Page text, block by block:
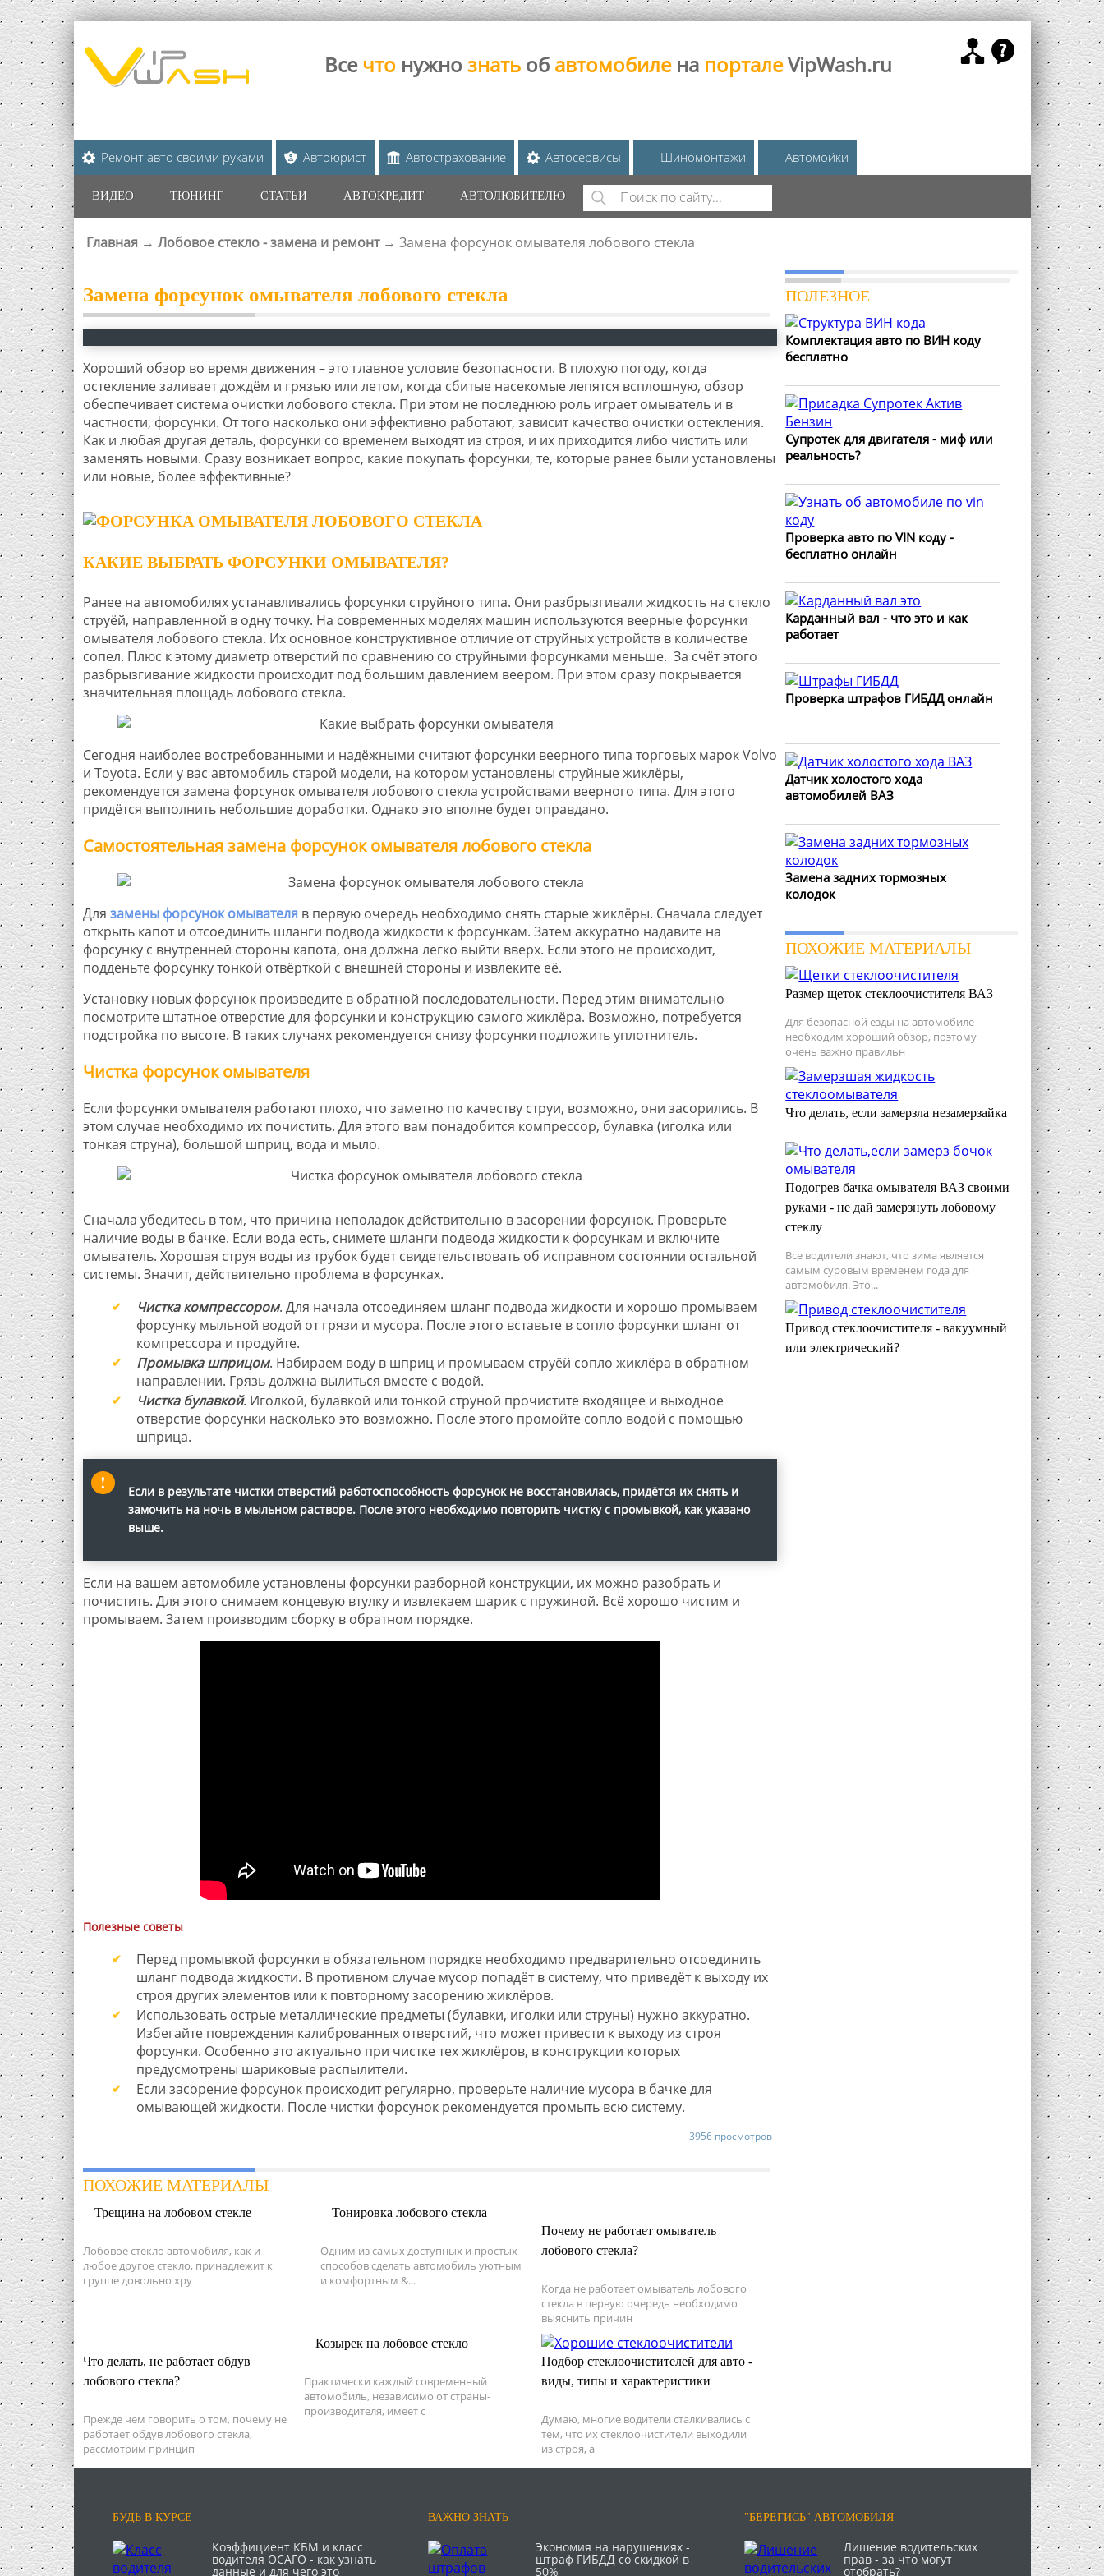
Все что нужно знать об автомобиле на порталеVipWash.ru
Ремонт авто своими руками Автоюрист Автострахование Автосервисы Шиномонтажи Автомойки
ВИДЕО ТЮНИНГ СТАТЬИ АВТОКРЕДИТ АВТОЛЮБИТЕЛЮ
ФОРМА ПОИСКА
Поиск
ВЫ ЗДЕСЬ
Главная → Лобовое стекло - замена и ремонт → Замена форсунок омывателя лобового стекла
Замена форсунок омывателя лобового стекла
Хороший обзор во время движения – это главное условие безопасности. В плохую погоду, когда
остекление заливает дождём и грязью или летом, когда сбитые насекомые лепятся всплошную, обзор
обеспечивает система очистки лобового стекла. При этом не последнюю роль играет омыватель и в
частности, форсунки. От того насколько они эффективно работают, зависит качество очистки остекления.
Как и любая другая деталь, форсунки со временем выходят из строя, и их приходится либо чистить или
заменять новыми. Сразу возникает вопрос, какие покупать форсунки, те, которые ранее были установлены
или новые, более эффективные?
КАКИЕ ВЫБРАТЬ ФОРСУНКИ ОМЫВАТЕЛЯ?
Ранее на автомобилях устанавливались форсунки струйного типа. Они разбрызгивали жидкость на стекло
струёй, направленной в одну точку. На современных моделях машин используются веерные форсунки
омывателя лобового стекла. Их основное конструктивное отличие от струйных устройств в количестве
сопел. Плюс к этому диаметр отверстий по сравнению со струйными форсунками меньше. За счёт этого
разбрызгивание жидкости происходит под большим давлением веером. При этом сразу покрывается
значительная площадь лобового стекла.
Сегодня наиболее востребованными и надёжными считают форсунки веерного типа торговых марок Volvo
и Toyota. Если у вас автомобиль старой модели, на котором установлены струйные жиклёры,
рекомендуется замена форсунок омывателя лобового стекла устройствами веерного типа. Для этого
придётся выполнить небольшие доработки. Однако это вполне будет оправдано.
Самостоятельная замена форсунок омывателя лобового стекла
Для замены форсунок омывателяв первую очередь необходимо снять старые жиклёры. Сначала следует
открыть капот и отсоединить шланги подвода жидкости к форсункам. Затем аккуратно надавите на
форсунку с внутренней стороны капота, она должна легко выйти вверх. Если этого не происходит,
подденьте форсунку тонкой отвёрткой с внешней стороны и извлеките её.
Установку новых форсунок произведите в обратной последовательности. Перед этим внимательно
посмотрите штатное отверстие для форсунки и конструкцию самого жиклёра. Возможно, потребуется
подстройка по высоте. В таких случаях рекомендуется снизу форсунки подложить уплотнитель.
Чистка форсунок омывателя
Если форсунки омывателя работают плохо, что заметно по качеству струи, возможно, они засорились. В
этом случае необходимо их почистить. Для этого вам понадобится компрессор, булавка (иголка или
тонкая струна), большой шприц, вода и мыло.
Сначала убедитесь в том, что причина неполадок действительно в засорении форсунок. Проверьте
наличие воды в бачке. Если вода есть, снимете шланги подвода жидкости к форсункам и включите
омыватель. Хорошая струя воды из трубок будет свидетельствовать об исправном состоянии остальной
системы. Значит, действительно проблема в форсунках.
Чистка компрессором. Для начала отсоединяем шланг подвода жидкости и хорошо промываем
форсунку мыльной водой от грязи и мусора. После этого вставьте в сопло форсунки шланг от
компрессора и продуйте.
Промывка шприцом. Набираем воду в шприц и промываем струёй сопло жиклёра в обратном
направлении. Грязь должна вылиться вместе с водой.
Чистка булавкой. Иголкой, булавкой или тонкой струной прочистите входящее и выходное
отверстие форсунки насколько это возможно. После этого промойте сопло водой с помощью
шприца.
Если в результате чистки отверстий работоспособность форсунок не восстановилась, придётся их снять и
замочить на ночь в мыльном растворе. После этого необходимо повторить чистку с промывкой, как указано
выше.
Если на вашем автомобиле установлены форсунки разборной конструкции, их можно разобрать и
почистить. Для этого снимаем концевую втулку и извлекаем шарик с пружиной. Всё хорошо чистим и
промываем. Затем производим сборку в обратном порядке.
Полезные советы
Перед промывкой форсунки в обязательном порядке необходимо предварительно отсоединить
шланг подвода жидкости. В противном случае мусор попадёт в систему, что приведёт к выходу их
строя других элементов или к повторному засорению жиклёров.
Использовать острые металлические предметы (булавки, иголки или струны) нужно аккуратно.
Избегайте повреждения калиброванных отверстий, что может привести к выходу из строя
форсунки. Особенно это актуально при чистке тех жиклёров, в конструкции которых
предусмотрены шариковые распылители.
Если засорение форсунок происходит регулярно, проверьте наличие мусора в бачке для
омывающей жидкости. После чистки форсунок рекомендуется промыть всю систему.
3956 просмотров
ПОХОЖИЕ МАТЕРИАЛЫ
Трещина на лобовом стекле
Лобовое стекло автомобиля, как и
любое другое стекло, принадлежит к
группе довольно хру
Тонировка лобового стекла
Одним из самых доступных и простых
способов сделать автомобиль уютным
и комфортным &...
Почему не работает омыватель
лобового стекла?
Когда не работает омыватель лобового
стекла в первую очередь необходимо
выяснить причин
Что делать, не работает обдув
лобового стекла?
Прежде чем говорить о том, почему не
работает обдув лобового стекла,
рассмотрим принцип
Козырек на лобовое стекло
Практически каждый современный
автомобиль, независимо от страны-
производителя, имеет с
Подбор стеклоочистителей для авто -
виды, типы и характеристики
Думаю, многие водители сталкивались с
тем, что их стеклоочистители выходили
из строя, а
ПОЛЕЗНОЕ
Комплектация авто по ВИН коду
бесплатно
Супротек для двигателя - миф или
реальность?
Проверка авто по VIN коду -
бесплатно онлайн
Карданный вал - что это и как
работает
Проверка штрафов ГИБДД онлайн
Датчик холостого хода
автомобилей ВАЗ
Замена задних тормозных
колодок
ПОХОЖИЕ МАТЕРИАЛЫ
Размер щеток стеклоочистителя ВАЗ
Для безопасной езды на автомобиле
необходим хороший обзор, поэтому
очень важно правильн
Что делать, если замерзла незамерзайка
Подогрев бачка омывателя ВАЗ своими
руками - не дай замерзнуть лобовому
стеклу
Все водители знают, что зима является
самым суровым временем года для
автомобиля. Это...
Привод стеклоочистителя - вакуумный
или электрический?
БУДЬ В КУРСЕ
Коэффициент КБМ и класс
водителя ОСАГО - как узнать
данные и для чего это
ВАЖНО ЗНАТЬ
Экономия на нарушениях -
штраф ГИБДД со скидкой в
50%
"БЕРЕГИСЬ" АВТОМОБИЛЯ
Лишение водительских
прав - за что могут
отобрать?